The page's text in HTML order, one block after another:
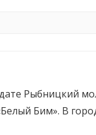
Рыбницкий
Бим». В